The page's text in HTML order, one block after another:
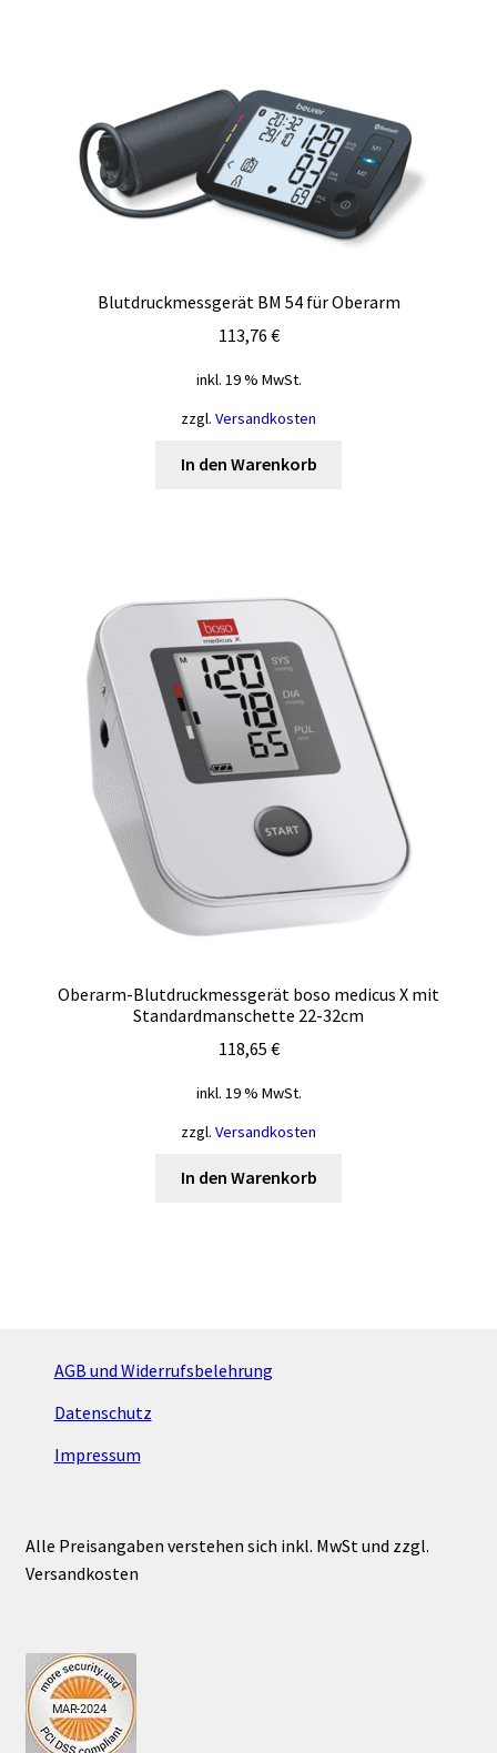
Blutdruckmessgerät BM 54 für Oberarm
113,76 €
inkl. 19 % MwSt.
zzgl. Versandkosten
In den Warenkorb
Oberarm-Blutdruckmessgerät boso medicus X mit
Standardmanschette 22-32cm
118,65 €
inkl. 19 % MwSt.
zzgl. Versandkosten
In den Warenkorb
AGB und Widerrufsbelehrung
Datenschutz
Impressum
Alle Preisangaben verstehen sich inkl. MwSt und zzgl.
Versandkosten